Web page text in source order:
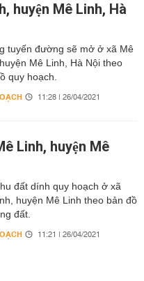
huyện Mê Linh, Hà
tuyến đường sẽ mở ở xã Mê
Mê Linh, Hà Nội theo
quy hoạch.
11:28 | 26/04/2021
Linh, huyện Mê
đất dính quy hoạch ở xã
huyện Mê Linh theo bản đồ
đất.
11:21 | 26/04/2021